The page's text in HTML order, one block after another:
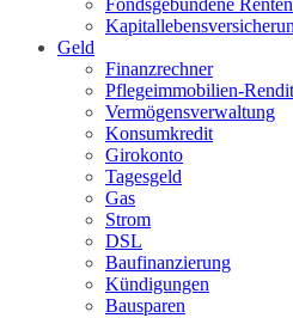
Fondsgebundene
Geld
Finanzrechner
Pflegeimmobilien-
Vermögensverwaltung
Konsumkredit
Girokonto
Tagesgeld
Gas
Strom
DSL
Baufinanzierung
Kündigungen
Bausparen